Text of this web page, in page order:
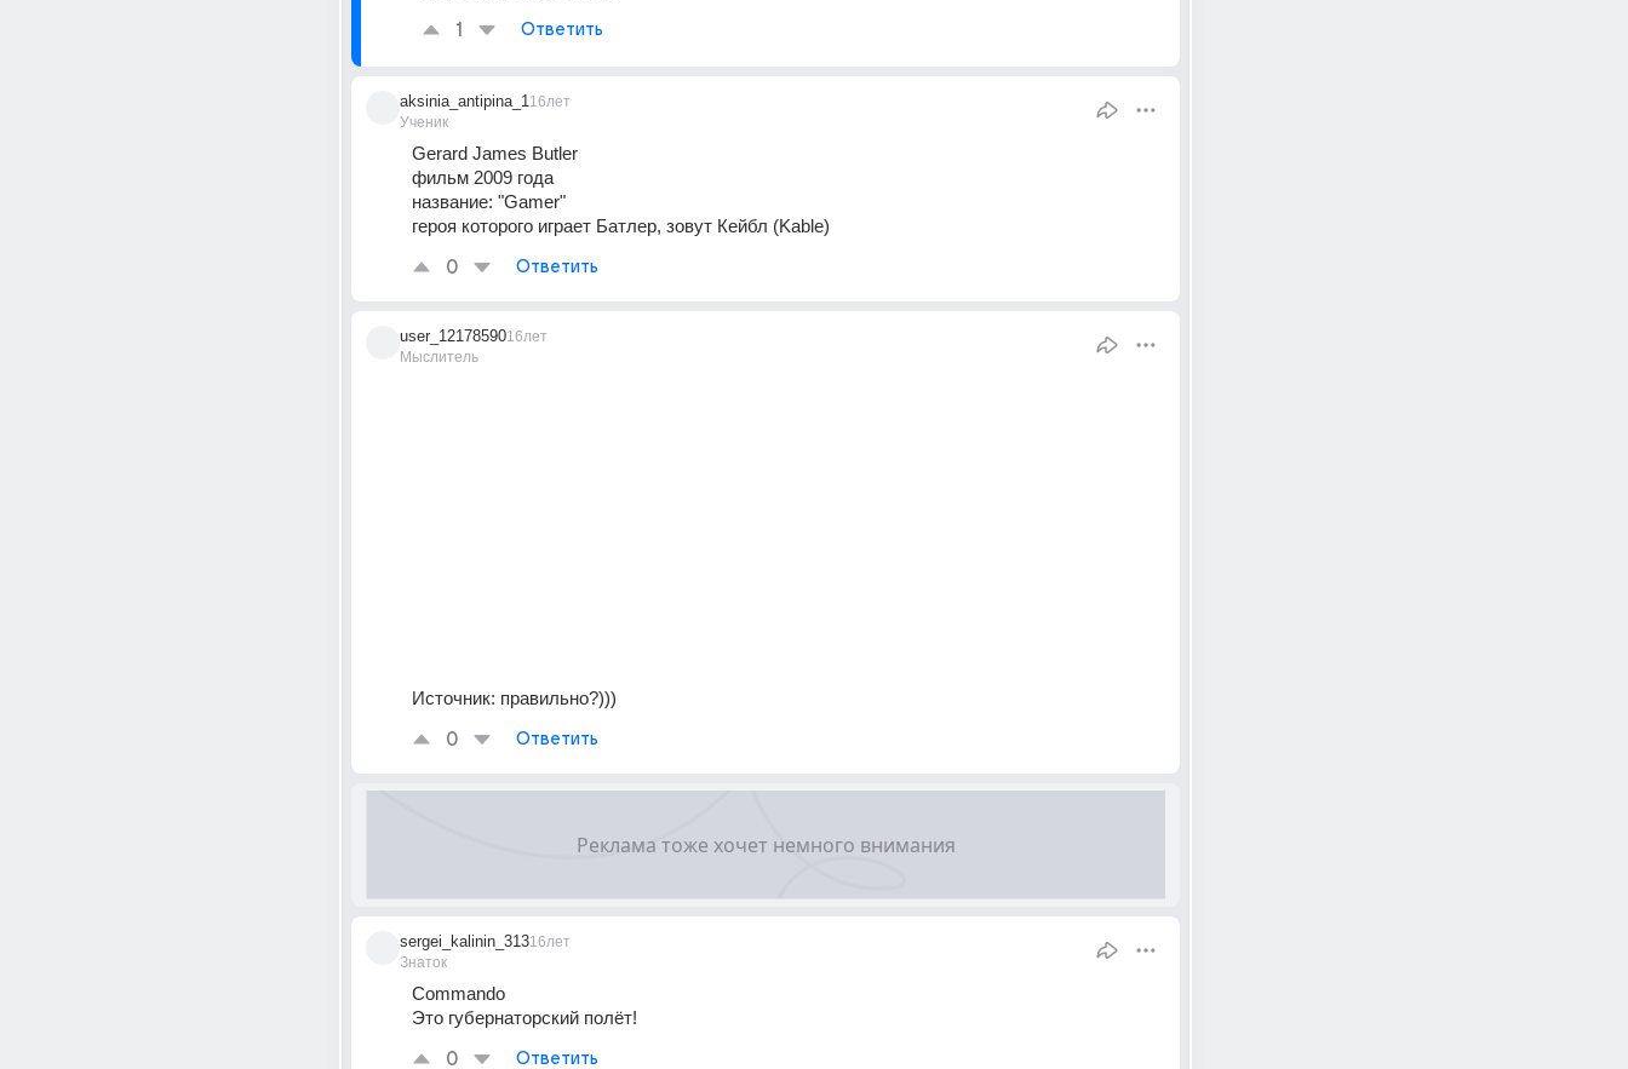
1 Ответить
aksinia_antipina_1
Ученик
16лет
Gerard James Butler
фильм 2009 года
название: "Gamer"
героя которого играет Батлер, зовут Кейбл (Kable)
0 Ответить
user_12178590
Мыслитель
16лет
Источник: правильно?)))
0 Ответить
sergei_kalinin_313
Знаток
16лет
Commando
Это губернаторский полёт!
0 Ответить